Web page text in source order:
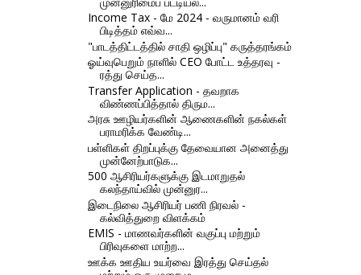
Income Tax - மே 2024 - வருமானம் வரி
பிடித்தம் எவ்வ...
"பாடத்திட்டத்தில் சாதி ஒழிப்பு" கருத்தரங்கம்
ஓய்வுபெறும் நாளில் CEO போட்ட உத்தரவு -
ரத்து செய்த...
Transfer Application - தவறாக
விண்ணப்பித்தால் திரும...
அரசு ஊழியர்களின் ஆணைகளின் நகல்கள்
பராமரிக்க வேண்டி...
பள்ளிகள் திறப்புக்கு தேவையான அனைத்து
முன்னேற்பாடுக...
500 ஆசிரியர்களுக்கு இடமாறுதல்
கலந்தாய்வில் முன்னுர...
இடைநிலை ஆசிரியர் பணி நிரவல் -
கல்வித்துறை விளக்கம்
EMIS - மாணவர்களின் வகுப்பு மற்றும்
பிரிவுகளை மாற்ற...
ஊக்க ஊதிய உயர்வை இரத்து செய்தல்